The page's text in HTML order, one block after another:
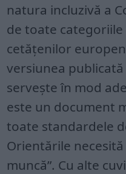
natura incluzivă a
de toate
cetățenilor
versiunea
servește în mod
este un document
toate standardele
Orientările
muncă”. Cu alte